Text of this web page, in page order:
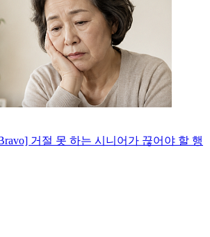
거절 못 하는 시니어가 끊어야 할 행